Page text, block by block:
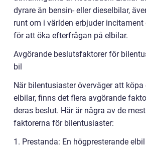
dyrare än bensin- eller dieselbilar,
runt om i världen erbjuder
för att öka efterfrågan på elbilar.
Avgörande beslutsfaktorer för
bil
När bilentusiaster överväger att
elbilar, finns det flera avgörande
deras beslut. Här är några av de
faktorerna för bilentusiaster:
1. Prestanda: En högpresterande